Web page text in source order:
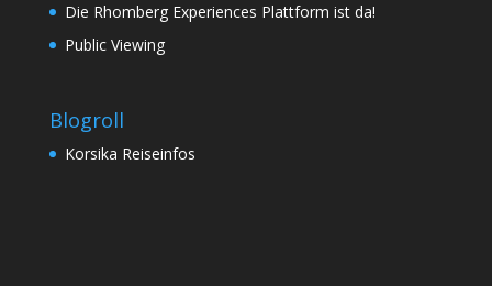
Die Rhomberg Experiences Plattform ist da!
Public Viewing
Blogroll
Korsika Reiseinfos